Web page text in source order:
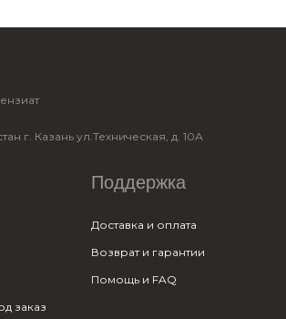
г. Казань ул.Техническая, д. 10А
заказ
Поддержка
Доставка и оплата
Возврат и гарантии
Помощь и FAQ